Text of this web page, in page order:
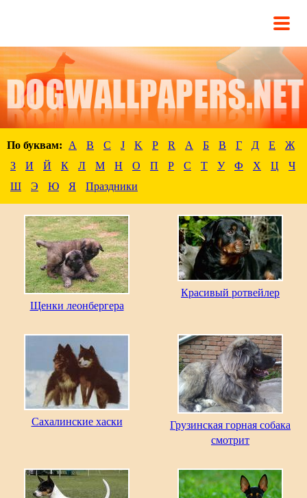
По буквам: A B C J K P R А Б В Г Д Е
Ж
З
И Й К Л М Н О П Р С Т У Ф Х Ц
Ч
Ш
Э Ю Я Праздники
Щенки леонбергера
Красивый ротвейлер
Сахалинские хаски
Грузинская горная собака
смотрит